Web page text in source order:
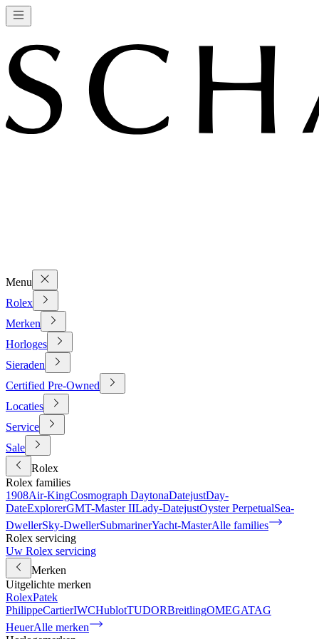
Menu
Rolex
Merken
Horloges
Sieraden
Certified Pre-Owned
Locaties
Service
Sale
Rolex
Rolex families
1908Air-KingCosmograph DaytonaDatejustDay-
DateExplorerGMT-Master IILady-DatejustOyster PerpetualSea-
DwellerSky-DwellerSubmarinerYacht-MasterAlle families
Rolex servicing
Uw Rolex servicing
Merken
Uitgelichte merken
RolexPatek
PhilippeCartierIWCHublotTUDORBreitlingOMEGATAG
HeuerAlle merken